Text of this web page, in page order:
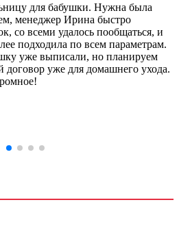
для бабушки. Нужна была
менеджер Ирина быстро
со всеми удалось пообщаться, и
подходила по всем параметрам.
уже выписали, но планируем
договор уже для домашнего ухода.